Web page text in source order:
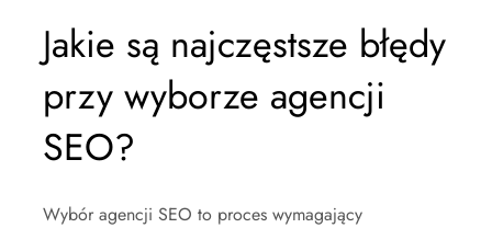
Jakie są najczęstsze błędy
przy wyborze agencji
SEO?
Wybór agencji SEO to proces wymagający